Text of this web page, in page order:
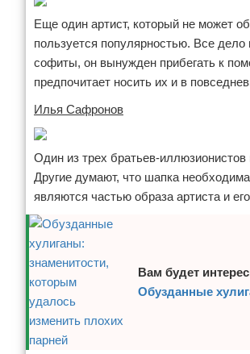
Еще один артист, который не может
пользуется популярностью. Все дело
софиты, он вынужден прибегать к
предпочитает носить их и в
Илья Сафронов
Один из трех братьев-
Другие думают, что шапка
являются частью образа артиста и
Вам будет
Обузданные